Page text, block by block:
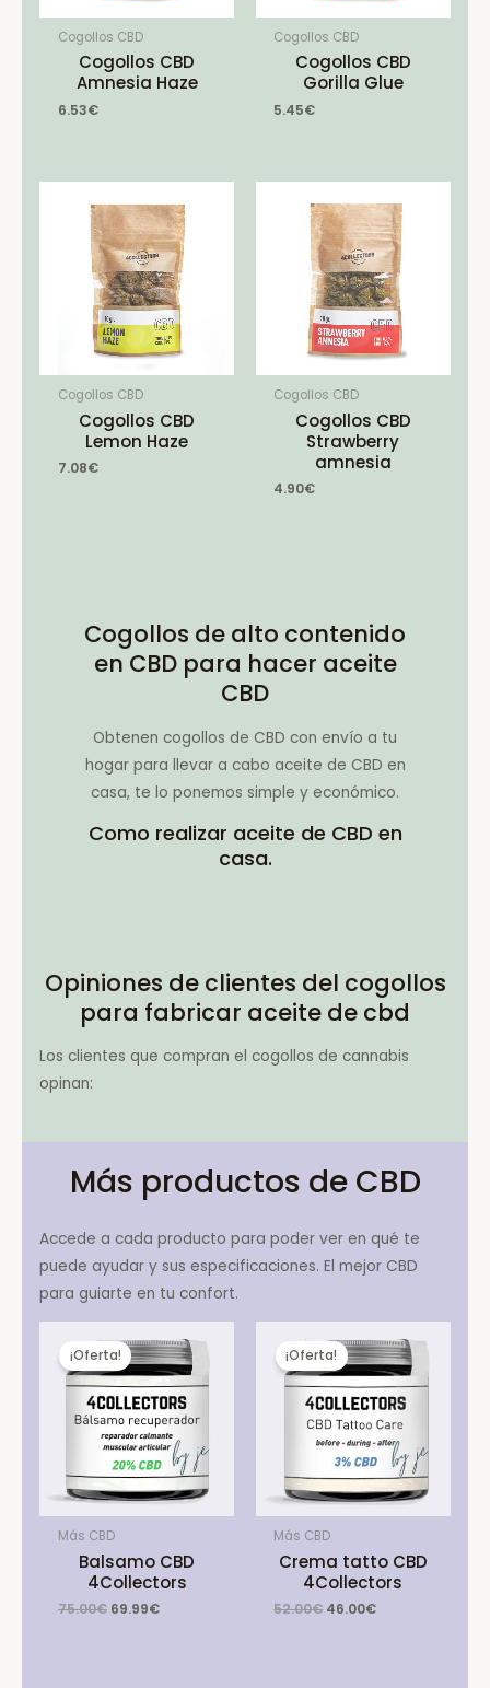
Cogollos CBD
Cogollos CBD
Amnesia Haze
6.53€
Cogollos CBD
Cogollos CBD
Gorilla Glue
5.45€
Cogollos CBD
Cogollos CBD
Lemon Haze
7.08€
Cogollos CBD
Cogollos CBD
Strawberry
amnesia
4.90€
Cogollos de alto contenido
en CBD para hacer aceite
CBD
Obtenen cogollos de CBD con envío a tu
hogar para llevar a cabo aceite de CBD en
casa, te lo ponemos simple y económico.
Como realizar aceite de CBD en
casa.
Opiniones de clientes del cogollos
para fabricar aceite de cbd
Los clientes que compran el cogollos de cannabis
opinan:
Más productos de CBD
Accede a cada producto para poder ver en qué te
puede ayudar y sus especificaciones. El mejor CBD
para guiarte en tu confort.
¡Oferta!
Más CBD
Balsamo CBD
4Collectors
75.00€ Original
69.99€Current
¡Oferta!
Más CBD
Crema tatto CBD
4Collectors
52.00€ Original
46.00€Current